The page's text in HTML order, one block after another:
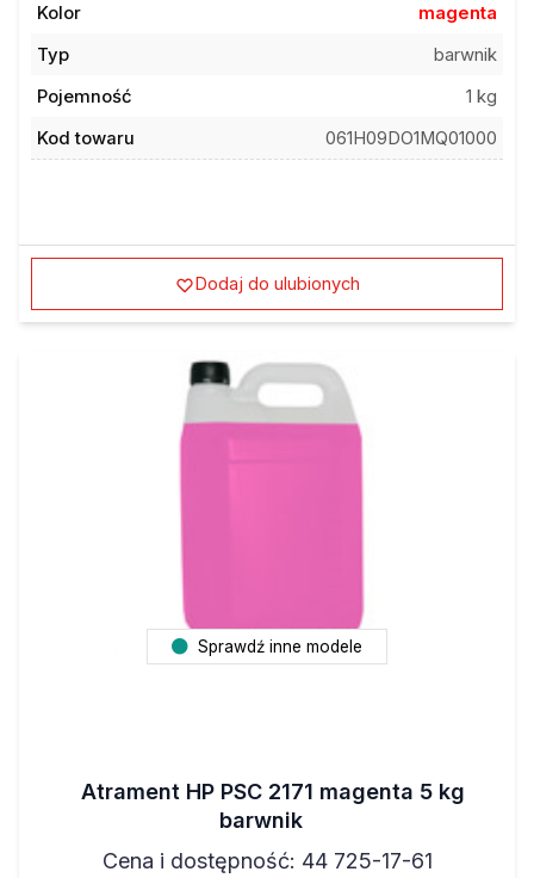
Kolor
magenta
Typ
barwnik
Pojemność
1 kg
Kod towaru
061H09DO1MQ01000
Dodaj do ulubionych
Sprawdź inne modele
Atrament HP PSC 2171 magenta 5 kg
barwnik
Cena i dostępność: 44 725-17-61